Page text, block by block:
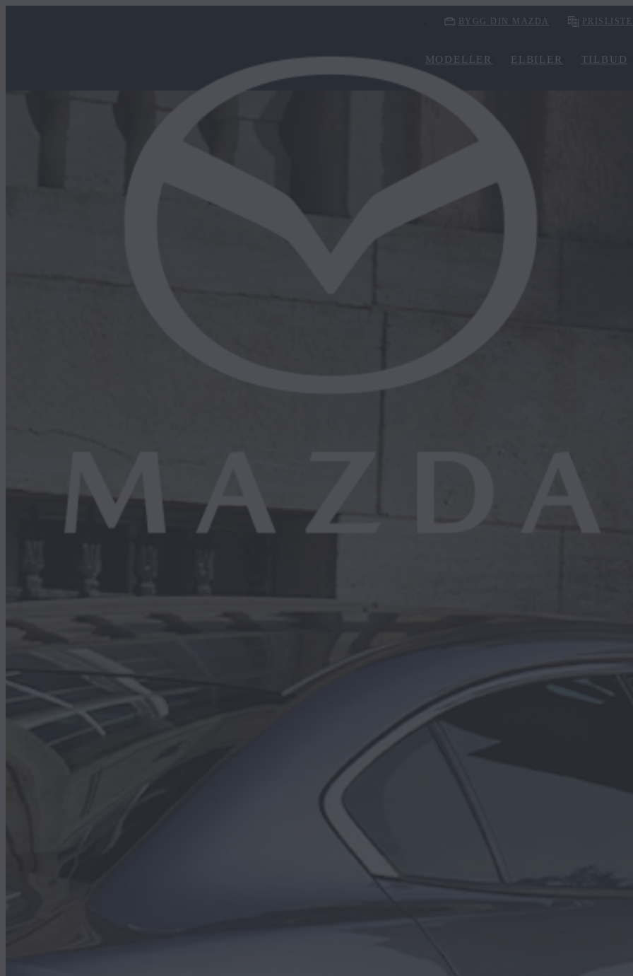
BYGG DIN MAZDA
MODELLER ELBILER TILBUD